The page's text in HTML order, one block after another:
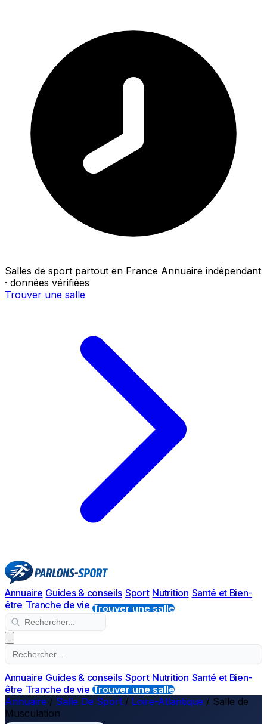
Salles de sport partout en France Annuaire indépendant
· données vérifiées
Trouver une salle
Annuaire Guides & conseils Sport Nutrition Santé et Bien-
être Tranche de vie Trouver une salle
Annuaire Guides & conseils Sport Nutrition Santé et Bien-
être Tranche de vie Trouver une salle
Annuaire / Salle De Sport / Loire-Atlantique / Salle de
Musculation